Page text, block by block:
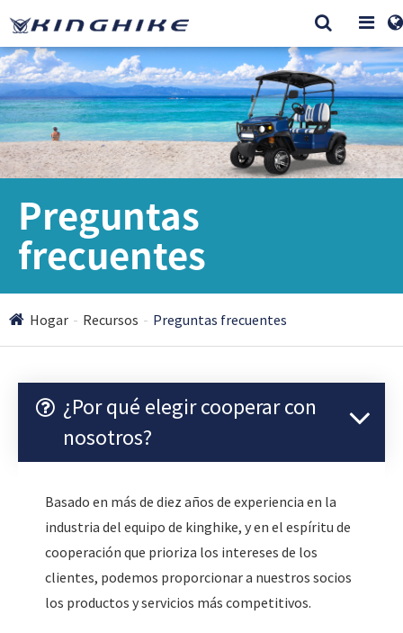
Preguntas
frecuentes
Hogar Recursos Preguntas frecuentes
¿Por qué elegir cooperar con
nosotros?
Basado en más de diez años de experiencia en la
industria del equipo de kinghike, y en el espíritu de
cooperación que prioriza los intereses de los
clientes, podemos proporcionar a nuestros socios
los productos y servicios más competitivos.